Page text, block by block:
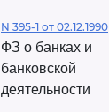
N 395-1 от 02.12.1990
ФЗ о банках и
банковской
деятельности